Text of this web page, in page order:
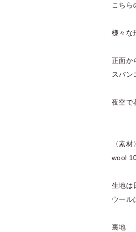
こちら
様々な
正面か
スパン
夜空で
〈素材〉
wool
生地は
ウール
裏地